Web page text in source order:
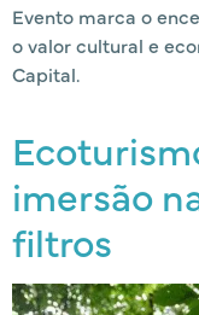
Evento marca o
o valor cultural e
Capital.
imersão
filtros